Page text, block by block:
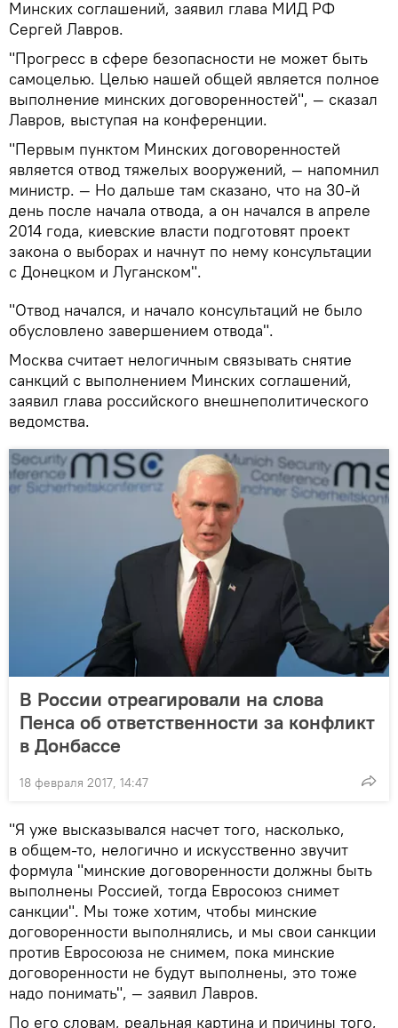
Минских соглашений, заявил глава МИД РФ
Сергей Лавров.
"Прогресс в сфере безопасности не может быть
самоцелью. Целью нашей общей является полное
выполнение минских договоренностей", — сказал
Лавров, выступая на конференции.
"Первым пунктом Минских договоренностей
является отвод тяжелых вооружений, — напомнил
министр. — Но дальше там сказано, что на 30-й
день после начала отвода, а он начался в апреле
2014 года, киевские власти подготовят проект
закона о выборах и начнут по нему консультации
с Донецком и Луганском".
"Отвод начался, и начало консультаций не было
обусловлено завершением отвода".
Москва считает нелогичным связывать снятие
санкций с выполнением Минских соглашений,
заявил глава российского внешнеполитического
ведомства.
В России отреагировали на слова
Пенса об ответственности за конфликт
в Донбассе
18 февраля 2017, 14:47
"Я уже высказывался насчет того, насколько,
в общем-то, нелогично и искусственно звучит
формула "минские договоренности должны быть
выполнены Россией, тогда Евросоюз снимет
санкции". Мы тоже хотим, чтобы минские
договоренности выполнялись, и мы свои санкции
против Евросоюза не снимем, пока минские
договоренности не будут выполнены, это тоже
надо понимать", — заявил Лавров.
По его словам, реальная картина и причины того,